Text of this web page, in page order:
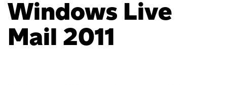
Windows Live
Mail 2011